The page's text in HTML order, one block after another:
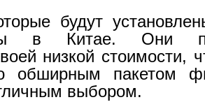
будут
в Китае. Они
низкой стоимости,
обширным пакетом
выбором.